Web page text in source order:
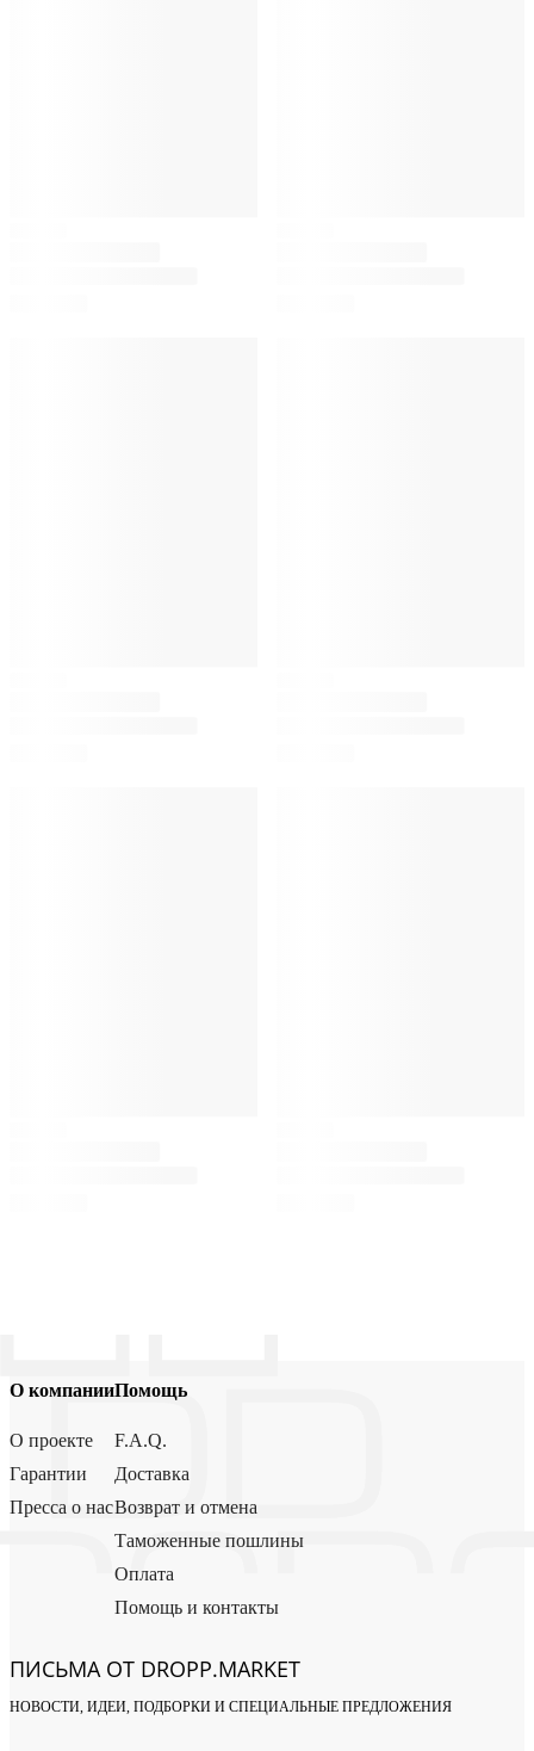
О компании
О проекте
Гарантии
Пресса о нас
Помощь
F.A.Q.
Доставка
Возврат и отмена
Таможенные пошлины
Оплата
Помощь и контакты
ПИСЬМА ОТ DROPP.MARKET
НОВОСТИ, ИДЕИ, ПОДБОРКИ И СПЕЦИАЛЬНЫЕ ПРЕДЛОЖЕНИЯ